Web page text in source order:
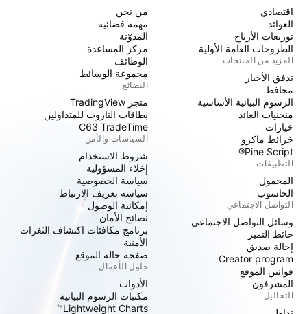
اقتصادي
العوائد
توزيعات الأرباح
الطروحات العامة الأولية
المزيد من المنتجات
تدفق الأخبار
محافظ
الرسوم البيانية الأساسية
منحنيات العائد
خيارات
خرائط ماكرو
Pine Script®
التطبيقات
المحمول
الحاسوب
التواصل الاجتماعي
وسائل التواصل الاجتماعي
حائط التميز
إحالة صديق
Creator program
قوانين الموقع
المشرفون
التحاليل
من نحن
مهمة فضائية
المدوّنة
مركز المساعدة
الوظائف
مجموعة الوسائط
البضائع
متجر TradingView
بطاقات التاروت للمتداولين
C63 TradeTime
السياسات والأمن
شروط الاستخدام
إخلاء المسؤولية
سياسة الخصوصية
سياسه تعريف الارتباط
إمكانية الوصول
نصائح الأمان
برنامج مكافئات اكتشاف الثغرات
الأمنية
صفحة حالة الموقع
حلول الأعمال
الأدوات
مكتبات الرسوم البيانية
Lightweight Charts™